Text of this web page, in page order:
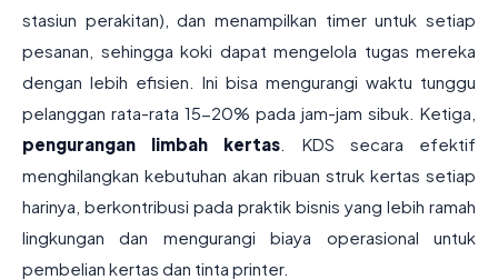
stasiun perakitan), dan menampilkan timer untuk setiap
pesanan, sehingga koki dapat mengelola tugas mereka
dengan lebih efisien. Ini bisa mengurangi waktu tunggu
pelanggan rata-rata 15-20% pada jam-jam sibuk. Ketiga,
pengurangan limbah kertas . KDS secara efektif
menghilangkan kebutuhan akan ribuan struk kertas setiap
harinya, berkontribusi pada praktik bisnis yang lebih ramah
lingkungan dan mengurangi biaya operasional untuk
pembelian kertas dan tinta printer.